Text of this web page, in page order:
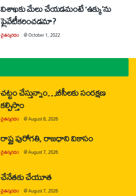
విశాఖకు మేలు చేయడమంటే ‘ఉక్కు’ను
ప్రైవేటీకరించడమా?
చైతన్యరధం @October 1, 2022
చట్టం చేస్తున్నాం…బీసీలకు సంరక్షణ
కల్పిస్తాం
చైతన్యరధం @August 8, 2026
రాష్ట్ర పురోగతి, రాజధాని వికాసం
చైతన్యరధం @August 7, 2026
చేనేతకు చేయూత
చైతన్యరధం @August 7, 2026